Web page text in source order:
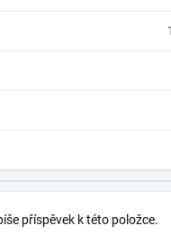
příspěvek k této položce.